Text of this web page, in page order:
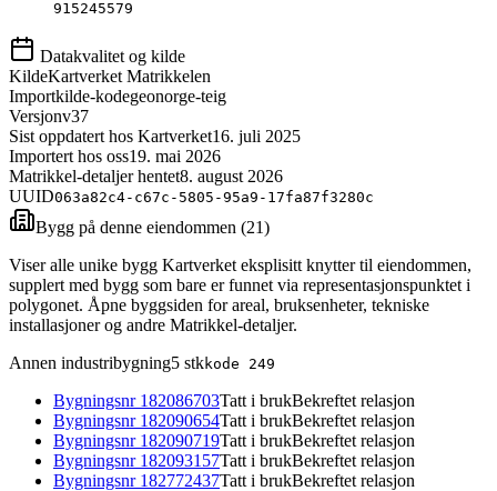
915245579
Datakvalitet og kilde
KildeKartverket Matrikkelen
Importkilde-kodegeonorge-teig
Versjonv37
Sist oppdatert hos Kartverket16. juli 2025
Importert hos oss19. mai 2026
Matrikkel-detaljer hentet8. august 2026
UUID063a82c4-c67c-5805-95a9-17fa87f3280c
Bygg på denne eiendommen (21)
Viser alle unike bygg Kartverket eksplisitt knytter til eiendommen,
supplert med bygg som bare er funnet via representasjonspunktet i
polygonet. Åpne byggsiden for areal, bruksenheter, tekniske
installasjoner og andre Matrikkel-detaljer.
Annen industribygning5 stkkode 249
Bygningsnr 182086703Tatt i brukBekreftet relasjon
Bygningsnr 182090654Tatt i brukBekreftet relasjon
Bygningsnr 182090719Tatt i brukBekreftet relasjon
Bygningsnr 182093157Tatt i brukBekreftet relasjon
Bygningsnr 182772437Tatt i brukBekreftet relasjon